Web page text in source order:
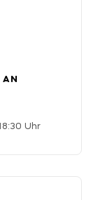
AN
Uhr